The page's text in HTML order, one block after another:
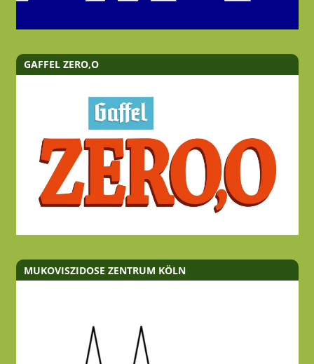
GAFFEL ZERO,O
MUKOVISZIDOSE ZENTRUM KÖLN